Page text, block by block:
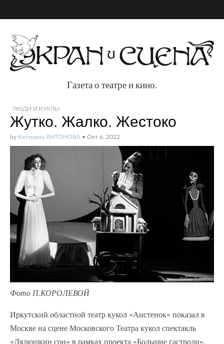
Газета о театре и
кино.
Газета о театре и кино.
ЛЮДИ И КУКЛЫ
Жутко. Жалко. Жестоко
by Катерина АНТОНОВА • Окт 6, 2022
Фото П.КОРОЛЕВОЙ
Иркутский областной театр кукол «Аистенок» показал в
Москве на сцене Московского Театра кукол спектакль
«Дядюшкин сон» в рамках проекта «Большие гастроли».